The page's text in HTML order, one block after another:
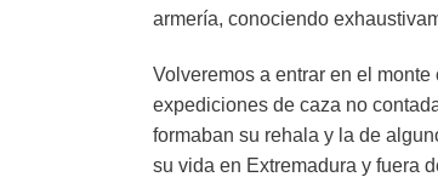
armería, conociendo
Volveremos a entrar en el
expediciones de caza no
formaban su rehala y la de
su vida en Extremadura y fuera